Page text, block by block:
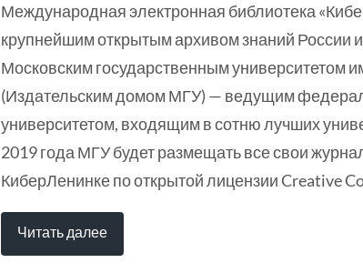
Международная электронная библиотека
крупнейшим открытым архивом знаний России
Московским государственным университетом
(Издательским домом МГУ) — ведущим
университетом, входящим в сотню лучших
2019 года МГУ будет размещать все свои
КиберЛенинке по открытой лицензии Creative
Читать далее